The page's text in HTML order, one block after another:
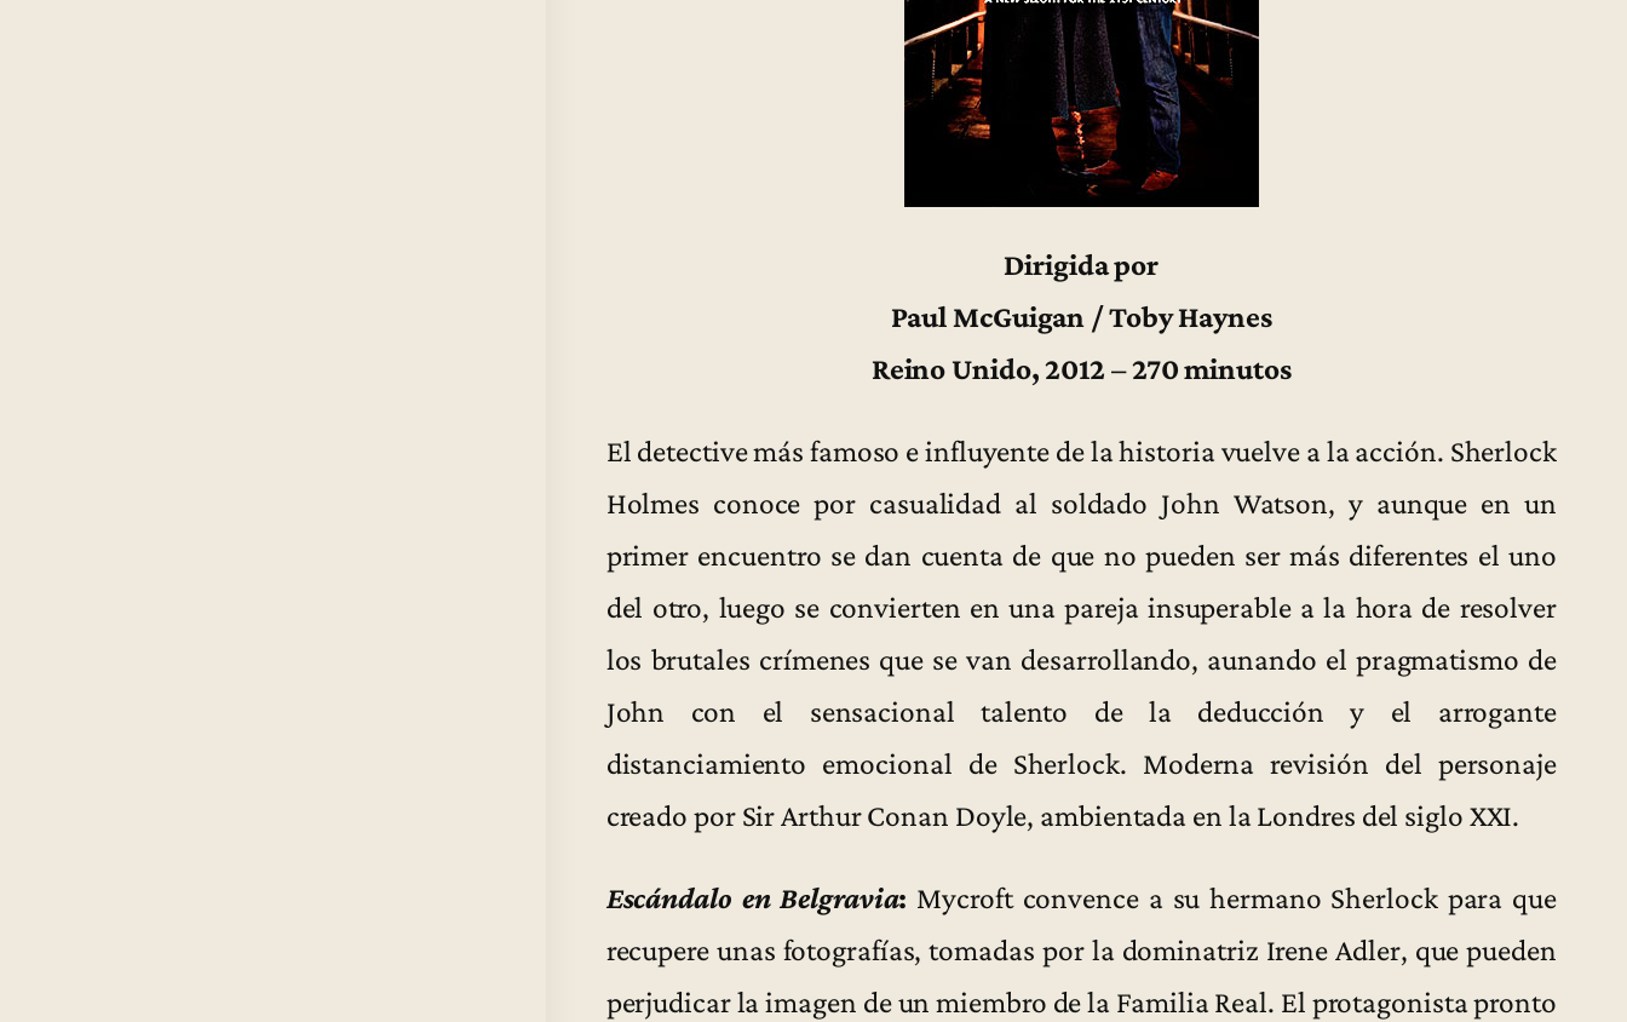
Dirigida por
Paul McGuigan / Toby Haynes
Reino Unido, 2012 – 270 minutos
El detective más famoso e influyente de la historia vuelve a la acción. Sherlock
Holmes conoce por casualidad al soldado John Watson, y aunque en un
primer encuentro se dan cuenta de que no pueden ser más diferentes el uno
del otro, luego se convierten en una pareja insuperable a la hora de resolver
los brutales crímenes que se van desarrollando, aunando el pragmatismo de
John con el sensacional talento de la deducción y el arrogante
distanciamiento emocional de Sherlock. Moderna revisión del personaje
creado por Sir Arthur Conan Doyle, ambientada en la Londres del siglo XXI.
Escándalo en Belgravia: Mycroft convence a su hermano Sherlock para que
recupere unas fotografías, tomadas por la dominatriz Irene Adler, que pueden
perjudicar la imagen de un miembro de la Familia Real. El protagonista pronto